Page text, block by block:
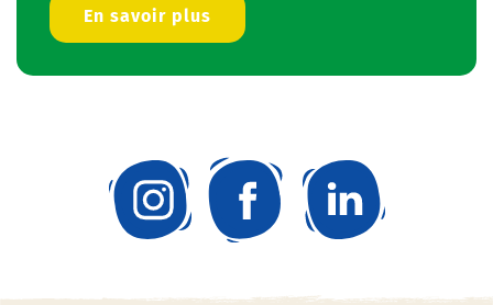
En savoir plus